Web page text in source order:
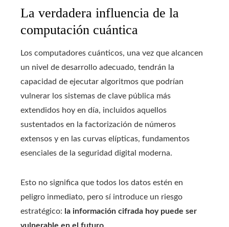
La verdadera influencia de la
computación cuántica
Los computadores cuánticos, una vez que alcancen
un nivel de desarrollo adecuado, tendrán la
capacidad de ejecutar algoritmos que podrían
vulnerar los sistemas de clave pública más
extendidos hoy en día, incluidos aquellos
sustentados en la factorización de números
extensos y en las curvas elípticas, fundamentos
esenciales de la seguridad digital moderna.
Esto no significa que todos los datos estén en
peligro inmediato, pero sí introduce un riesgo
estratégico: la información cifrada hoy puede ser